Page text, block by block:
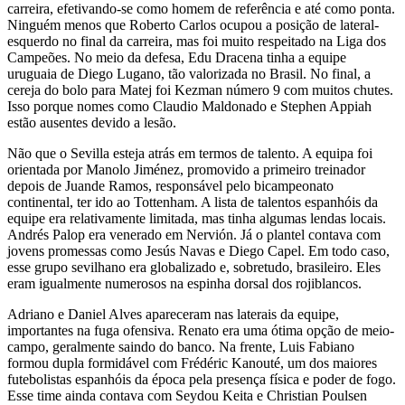
carreira, efetivando-se como homem de referência e até como ponta.
Ninguém menos que Roberto Carlos ocupou a posição de lateral-
esquerdo no final da carreira, mas foi muito respeitado na Liga dos
Campeões. No meio da defesa, Edu Dracena tinha a equipe
uruguaia de Diego Lugano, tão valorizada no Brasil. No final, a
cereja do bolo para Matej foi Kezman número 9 com muitos chutes.
Isso porque nomes como Claudio Maldonado e Stephen Appiah
estão ausentes devido a lesão.
Não que o Sevilla esteja atrás em termos de talento. A equipa foi
orientada por Manolo Jiménez, promovido a primeiro treinador
depois de Juande Ramos, responsável pelo bicampeonato
continental, ter ido ao Tottenham. A lista de talentos espanhóis da
equipe era relativamente limitada, mas tinha algumas lendas locais.
Andrés Palop era venerado em Nervión. Já o plantel contava com
jovens promessas como Jesús Navas e Diego Capel. Em todo caso,
esse grupo sevilhano era globalizado e, sobretudo, brasileiro. Eles
eram igualmente numerosos na espinha dorsal dos rojiblancos.
Adriano e Daniel Alves apareceram nas laterais da equipe,
importantes na fuga ofensiva. Renato era uma ótima opção de meio-
campo, geralmente saindo do banco. Na frente, Luis Fabiano
formou dupla formidável com Frédéric Kanouté, um dos maiores
futebolistas espanhóis da época pela presença física e poder de fogo.
Esse time ainda contava com Seydou Keita e Christian Poulsen